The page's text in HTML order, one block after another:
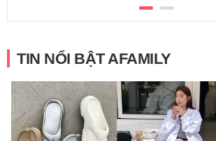
TIN NỔI BẬT AFAMILY